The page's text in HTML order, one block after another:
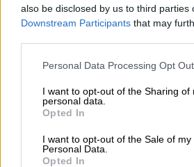
also be disclosed by us to third parties
Downstream Participants that may
Please note that this website/app uses
not limited to your visit or usage
grant or deny consent to Google and
use your data for below specified
consent section.
Personal Data Processing Opt
I want to opt-out of the Sharing of
personal data.
Opted In
I want to opt-out of the Sale of my
Personal Data.
Opted In
ΔΙΑΒΑΣΤΕ ΕΠΙΣΗΣ
Ποινή φυλάκισης στον
μηνών με αναστολή και
50.000 ευρώ για το